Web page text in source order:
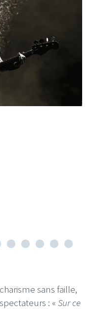
sans faille,
: « Sur ce